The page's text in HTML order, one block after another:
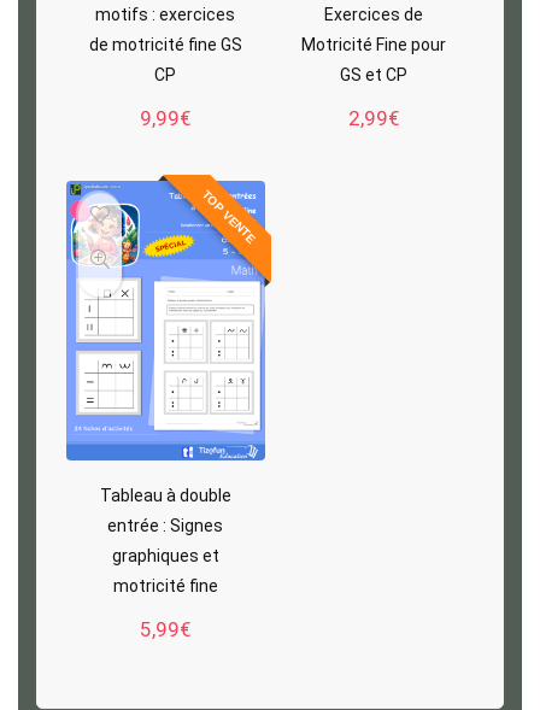
motifs : exercices
de motricité fine GS
CP
9,99€
Exercices de
Motricité Fine pour
GS et CP
2,99€
TOP VENTE
Tableau à double
entrée : Signes
graphiques et
motricité fine
5,99€